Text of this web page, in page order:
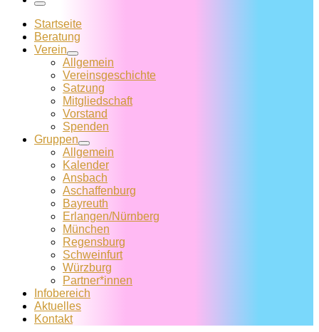
Menü
Startseite
Beratung
Verein
Allgemein
Vereins­geschichte
Satzung
Mitglied­schaft
Vorstand
Spenden
Gruppen
Allgemein
Kalender
Ansbach
Aschaffenburg
Bayreuth
Erlangen/Nürnberg
München
Regensburg
Schweinfurt
Würzburg
Partner*innen
Infobereich
Aktuelles
Kontakt